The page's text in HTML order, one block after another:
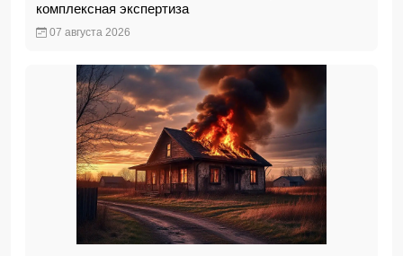
комплексная экспертиза
07 августа 2026